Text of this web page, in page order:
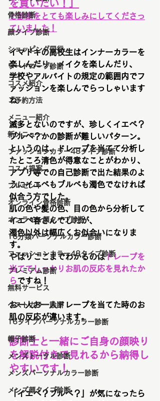
骨格診断
顔タイプ診断
ショッピング同行
ワードローブ診断
コスメ紹介
ご予約方法
メニュー紹介
新メニュー
ファッションカラー48タイプ診断
コスメ提案
プレゼント
オンライン骨格診断
オンライン顔タイプ診断
16分類パーソナルカラー診断
ファッションカラー48タイプ診断
プレミアム診断
無料サービス
ベストカラー診断
16タイプパーソナルカラー診断
帽子診断
メンズトータル診断
メンズパーソナルカラー診断
メンズ顔タイプ診断
を買いたい！」
と診断をとても楽しみにしてくださっ
ていました！
イマドキの高校生はインナーカラーを
楽しんだり、メイクを楽しんだり、
学校やアルバイトの規定の範囲内でフ
ァッションを楽しんでらっしゃいます
ね♪
滅多とないのですが、珍しくイエベ？
ブルベ？かの診断が難しいパターン。
というのは、ドレープを当てて分析し
たところ清色が得意なことがわかり、
アプリ等での自己診断で出た結果のよ
うにイエベもブルベも濁色でなければ
似合う方でした。
肌の色や髪の色、目の色から分析して
イエベ春さんでしたが、
濁色以外は幅広くお似合いになりま
す。
やはりここまでわかるのはドレープを
当ててしっかりお肌の反応を見れたか
らですね！
お一人お一人ドレープを当てた時のお
肌の反応が違います。
診断士と一緒にご自身の顔映り
を解説付きで見れるから納得し
やすいです！
「イエベ？ブルベ？」が気になったら